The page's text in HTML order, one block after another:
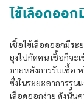
ไข้เลือดออ
เชื้อไข้เลือดออกมีระ
ยุงไปกัดคน เชื้อก็จะ
ภายหลังการรับเชื้อ ห
ซึ่งในระยะอาการรุน
เลือดออกง่าย ดังนั้น